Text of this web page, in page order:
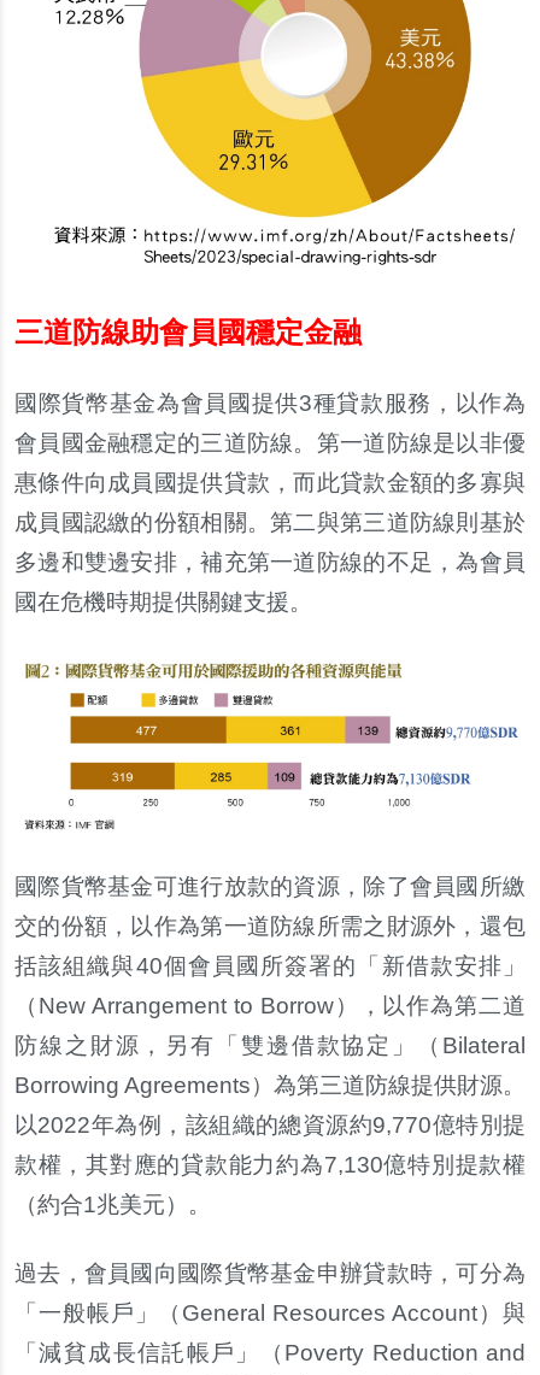
三道防線助會員國穩定金融
國際貨幣基金為會員國提供3種貸款服務，以作為
會員國金融穩定的三道防線。第一道防線是以非優
惠條件向成員國提供貸款，而此貸款金額的多寡與
成員國認繳的份額相關。第二與第三道防線則基於
多邊和雙邊安排，補充第一道防線的不足，為會員
國在危機時期提供關鍵支援。
國際貨幣基金可進行放款的資源，除了會員國所繳
交的份額，以作為第一道防線所需之財源外，還包
括該組織與40個會員國所簽署的「新借款安排」
（ New Arrangement to Borrow），以作為第二道
防線之財源，
另有「雙邊借款協定」（ Bilateral
Borrowing Agreements）為第三道防線提供財源。
以2022年為例，該組織的總資源約9,770億特別提
款權，其對應的貸款能力約為7,130億特別提款權
（約合1兆美元）。
過去，會員國向國際貨幣基金申辦貸款時，可分為
「一般帳戶 」（ General Resources Account）與
「減貧成長信託帳戶 」（ Poverty Reduction and